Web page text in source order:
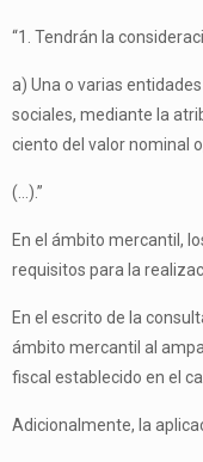
“1. Tendrán la
a) Una o varias
sociales, mediante la
ciento del valor nominal
(…).”
En el ámbito mercantil,
requisitos para la
En el escrito de la
ámbito mercantil al
fiscal establecido en el
Adicionalmente, la